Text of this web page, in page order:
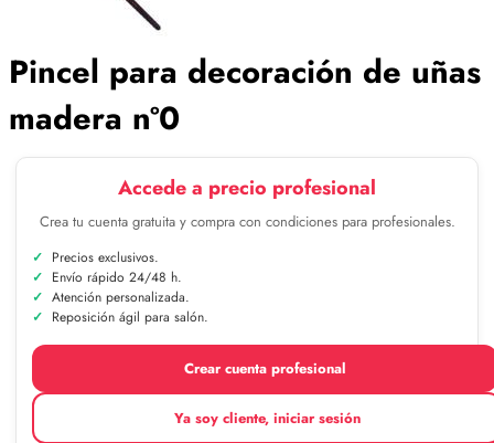
Pincel para decoración de uñas
madera nº0
Accede a precio profesional
Crea tu cuenta gratuita y compra con condiciones para profesionales.
Precios exclusivos.
Envío rápido 24/48 h.
Atención personalizada.
Reposición ágil para salón.
Crear cuenta profesional
Ya soy cliente, iniciar sesión